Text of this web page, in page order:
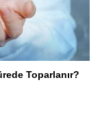
Toparlanır?